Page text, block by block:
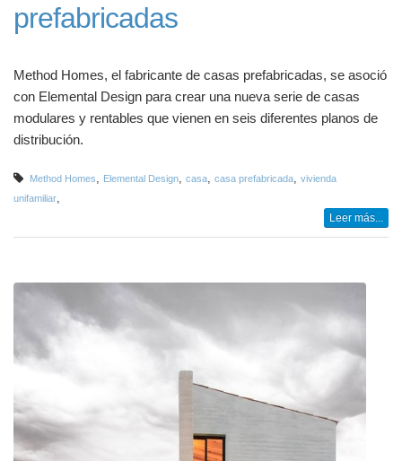
prefabricadas
Method Homes, el fabricante de casas prefabricadas, se asoció
con Elemental Design para crear una nueva serie de casas
modulares y rentables que vienen en seis diferentes planos de
distribución.
Method Homes Elemental Design casa casa prefabricada
vivienda
unifamiliar
Leer más...